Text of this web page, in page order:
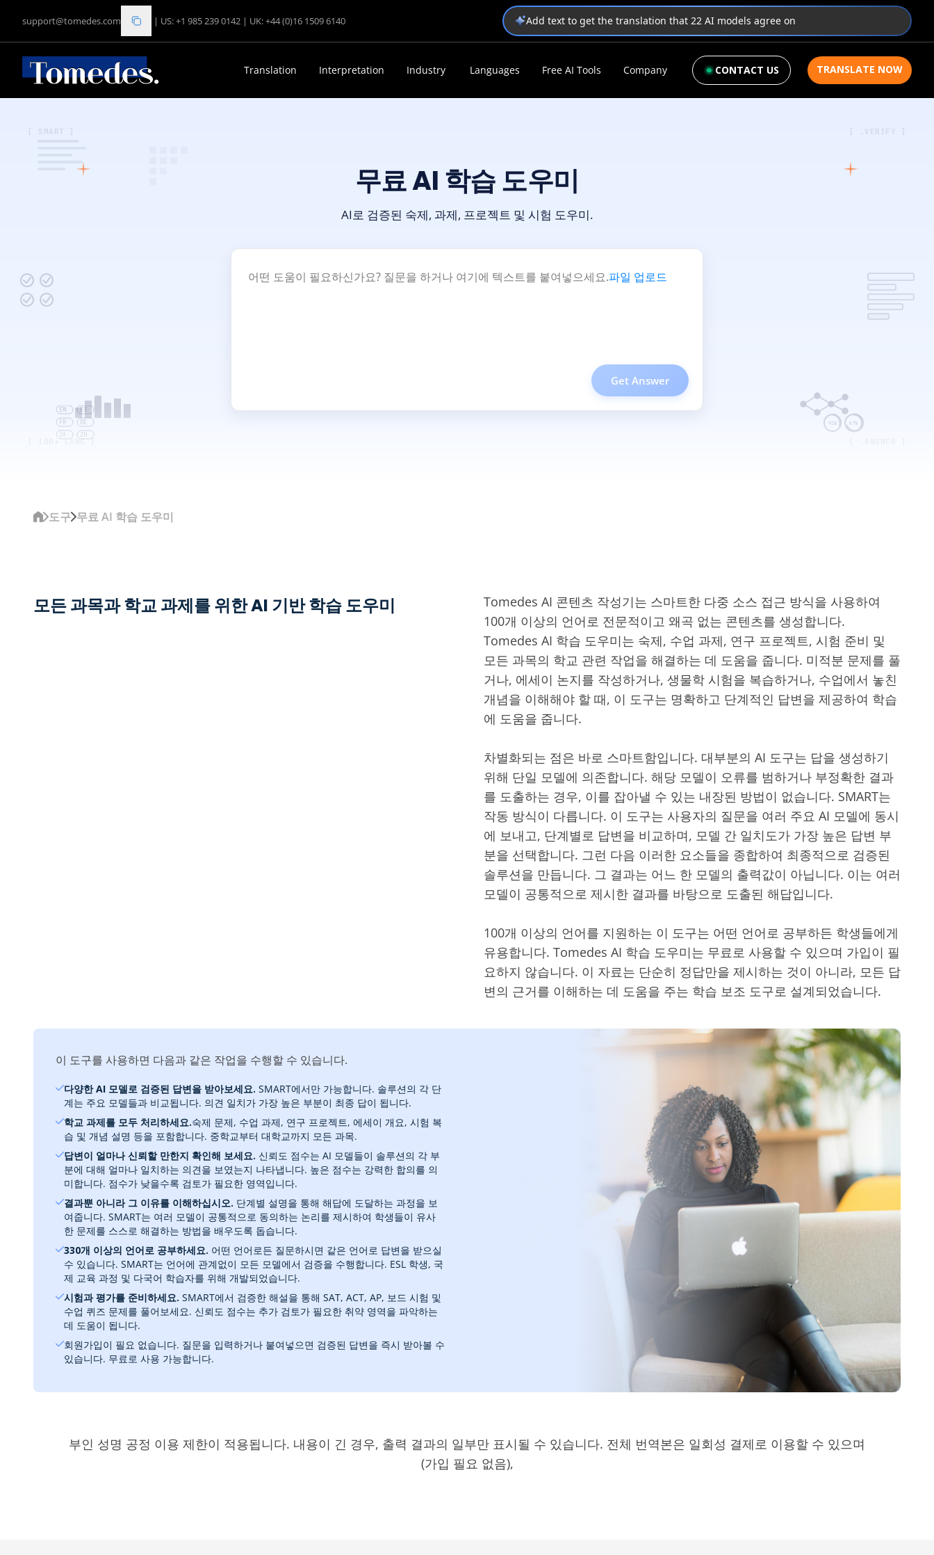
support@tomedes.com | US: +1 985 239 0142 | UK: +44 (0)16 1509 6140 Add text to get the translation that 22 AI models agree on
Translation Interpretation Industry Languages Free AI Tools Company CONTACT US TRANSLATE NOW
[ SMART ] [ .VERIFY ]
[ 100+ LANG ]
EN
ES
FR
DE
JA
ZH
92% 87%
무료 AI 학습 도우미
AI로 검증된 숙제, 과제, 프로젝트 및 시험 도우미.
어떤 도움이 필요하신가요? 질문을 하거나 여기에 텍스트를 붙여넣으세요.파일 업로드
Get Answer
도구 무료 AI 학습 도우미
모든 과목과 학교 과제를 위한 AI 기반 학습 도우미
Tomedes AI 콘텐츠 작성기는 스마트한 다중 소스 접근 방식을 사용하여
100개 이상의 언어로 전문적이고 왜곡 없는 콘텐츠를 생성합니다.
Tomedes AI 학습 도우미는 숙제, 수업 과제, 연구 프로젝트, 시험 준비 및
모든 과목의 학교 관련 작업을 해결하는 데 도움을 줍니다. 미적분 문제를 풀
거나, 에세이 논지를 작성하거나, 생물학 시험을 복습하거나, 수업에서 놓친
개념을 이해해야 할 때, 이 도구는 명확하고 단계적인 답변을 제공하여 학습
에 도움을 줍니다.
차별화되는 점은 바로 스마트함입니다. 대부분의 AI 도구는 답을 생성하기
위해 단일 모델에 의존합니다. 해당 모델이 오류를 범하거나 부정확한 결과
를 도출하는 경우, 이를 잡아낼 수 있는 내장된 방법이 없습니다. SMART는
작동 방식이 다릅니다. 이 도구는 사용자의 질문을 여러 주요 AI 모델에 동시
에 보내고, 단계별로 답변을 비교하며, 모델 간 일치도가 가장 높은 답변 부
분을 선택합니다. 그런 다음 이러한 요소들을 종합하여 최종적으로 검증된
솔루션을 만듭니다. 그 결과는 어느 한 모델의 출력값이 아닙니다. 이는 여러
모델이 공통적으로 제시한 결과를 바탕으로 도출된 해답입니다.
100개 이상의 언어를 지원하는 이 도구는 어떤 언어로 공부하든 학생들에게
유용합니다. Tomedes AI 학습 도우미는 무료로 사용할 수 있으며 가입이 필
요하지 않습니다. 이 자료는 단순히 정답만을 제시하는 것이 아니라, 모든 답
변의 근거를 이해하는 데 도움을 주는 학습 보조 도구로 설계되었습니다.
이 도구를 사용하면 다음과 같은 작업을 수행할 수 있습니다.
다양한 AI 모델로 검증된 답변을 받아보세요. SMART에서만 가능합니다. 솔루션의 각 단
계는 주요 모델들과 비교됩니다. 의견 일치가 가장 높은 부분이 최종 답이 됩니다.
학교 과제를 모두 처리하세요.숙제 문제, 수업 과제, 연구 프로젝트, 에세이 개요, 시험 복
습 및 개념 설명 등을 포함합니다. 중학교부터 대학교까지 모든 과목.
답변이 얼마나 신뢰할 만한지 확인해 보세요. 신뢰도 점수는 AI 모델들이 솔루션의 각 부
분에 대해 얼마나 일치하는 의견을 보였는지 나타냅니다. 높은 점수는 강력한 합의를 의
미합니다. 점수가 낮을수록 검토가 필요한 영역입니다.
결과뿐 아니라 그 이유를 이해하십시오. 단계별 설명을 통해 해답에 도달하는 과정을 보
여줍니다. SMART는 여러 모델이 공통적으로 동의하는 논리를 제시하여 학생들이 유사
한 문제를 스스로 해결하는 방법을 배우도록 돕습니다.
330개 이상의 언어로 공부하세요. 어떤 언어로든 질문하시면 같은 언어로 답변을 받으실
수 있습니다. SMART는 언어에 관계없이 모든 모델에서 검증을 수행합니다. ESL 학생, 국
제 교육 과정 및 다국어 학습자를 위해 개발되었습니다.
시험과 평가를 준비하세요. SMART에서 검증한 해설을 통해 SAT, ACT, AP, 보드 시험 및
수업 퀴즈 문제를 풀어보세요. 신뢰도 점수는 추가 검토가 필요한 취약 영역을 파악하는
데 도움이 됩니다.
회원가입이 필요 없습니다. 질문을 입력하거나 붙여넣으면 검증된 답변을 즉시 받아볼 수
있습니다. 무료로 사용 가능합니다.
부인 성명 공정 이용 제한이 적용됩니다. 내용이 긴 경우, 출력 결과의 일부만 표시될 수 있습니다. 전체 번역본은 일회성 결제로 이용할 수 있으며
(가입 필요 없음),